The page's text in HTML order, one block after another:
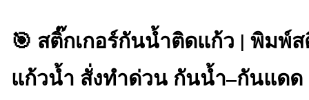
🎯 สติ๊กเกอร์กันน้ำติดแก้ว | พิมพ์
แก้วน้ำ สั่งทำด่วน กันน้ำ–กันแดด